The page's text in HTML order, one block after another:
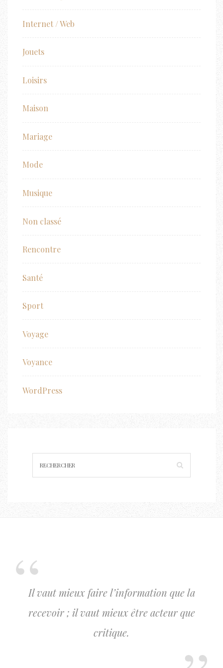
Internet / Web
Jouets
Loisirs
Maison
Mariage
Mode
Musique
Non classé
Rencontre
Santé
Sport
Voyage
Voyance
WordPress
Il vaut mieux faire l’information que la
recevoir ; il vaut mieux être acteur que
critique.